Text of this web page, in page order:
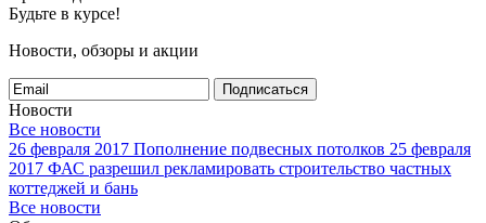
Будьте в курсе!
Новости, обзоры и акции
Подписаться
Новости
Все новости
26 февраля 2017 Пополнение подвесных потолков 25 февраля
2017 ФАС разрешил рекламировать строительство частных
коттеджей и бань
Все новости